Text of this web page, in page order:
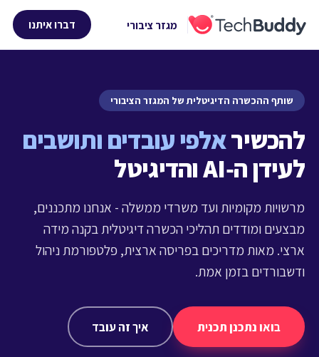
מגזר ציבורי דברו איתנו
שותף ההכשרה הדיגיטלית של המגזר הציבורי
להכשיראלפי עובדים ותושבים
לעידן ה‑AI והדיגיטל
מרשויות מקומיות ועד משרדי ממשלה - אנחנו מתכננים,
מבצעים ומודדים תהליכי הכשרה דיגיטלית בקנה מידה
ארצי. מאות מדריכים בפריסה ארצית, פלטפורמת ניהול
ודשבורדים בזמן אמת.
בואו נתכנן תכנית איך זה עובד